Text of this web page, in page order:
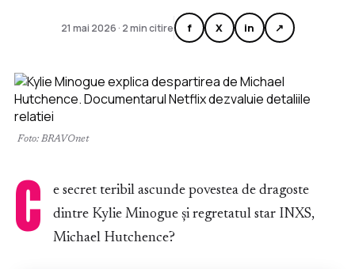
21 mai 2026 · 2 min citire f X in ↗
Foto: BRAVOnet
C
e secret teribil ascunde povestea de dragoste
dintre Kylie Minogue și regretatul star INXS,
Michael Hutchence?